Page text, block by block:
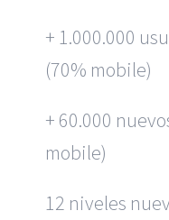
+ 1.000.000
(70% mobile)
+ 60.000
mobile)
12 niveles